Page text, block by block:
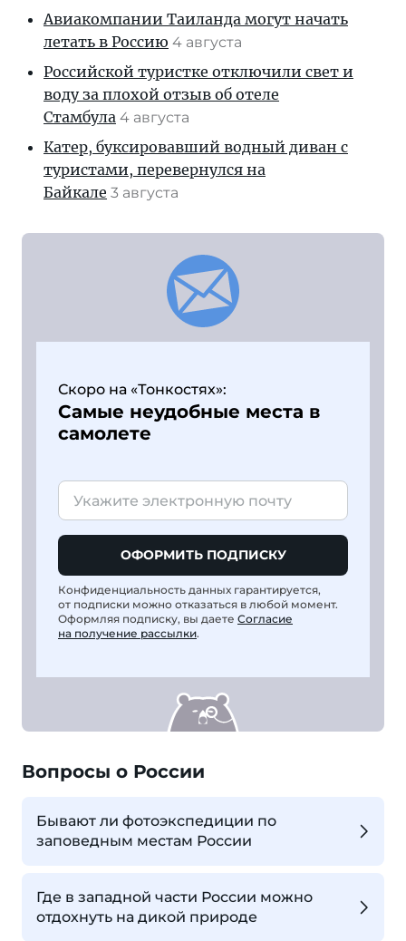
Авиакомпании Таиланда могут начать
летать в Россию 4 августа
Российской туристке отключили свет и
воду за плохой отзыв об отеле
Стамбула 4 августа
Катер, буксировавший водный диван с
туристами, перевернулся на
Байкале 3 августа
Скоро на «Тонкостях»:
Самые неудобные места в
самолете
ОФОРМИТЬ ПОДПИСКУ
Конфиденциальность данных гарантируется,
от подписки можно отказаться в любой момент.
Оформляя подписку, вы даете Согласие
на получение рассылки.
Вопросы о России
Бывают ли фотоэкспедиции по
заповедным местам России
Где в западной части России можно
отдохнуть на дикой природе